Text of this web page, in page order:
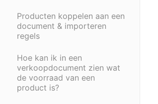
Producten koppelen aan een
document & importeren
regels
Hoe kan ik in een
verkoopdocument zien wat
de voorraad van een
product is?